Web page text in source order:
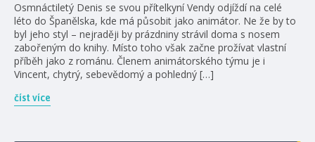
Osmnáctiletý Denis se svou přítelkyní Vendy odjíždí na celé
léto do Španělska, kde má působit jako animátor. Ne že by to
byl jeho styl – nejraději by prázdniny strávil doma s nosem
zabořeným do knihy. Místo toho však začne prožívat vlastní
příběh jako z románu. Členem animátorského týmu je i
Vincent, chytrý, sebevědomý a pohledný […]
číst více